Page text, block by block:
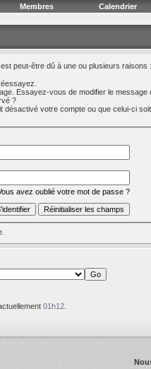
Membres Calendrier
peut-être dû à une ou plusieurs raisons :
Essayez-vous de modifier le message
?
votre compte ou que celui-ci soit
avez oublié votre mot de passe ?
01h12